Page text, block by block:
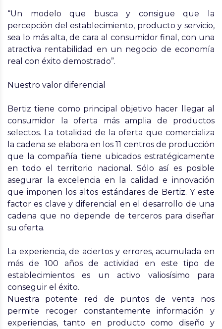
“Un modelo que busca y consigue que la
percepción del establecimiento, producto y servicio,
sea lo más alta, de cara al consumidor final, con una
atractiva rentabilidad en un negocio de economía
real con éxito demostrado”.
Nuestro valor diferencial
Bertiz tiene como principal objetivo hacer llegar al
consumidor la oferta más amplia de productos
selectos. La totalidad de la oferta que comercializa
la cadena se elabora en los 11 centros de producción
que la compañía tiene ubicados estratégicamente
en todo el territorio nacional. Sólo así es posible
asegurar la excelencia en la calidad e innovación
que imponen los altos estándares de Bertiz. Y este
factor es clave y diferencial en el desarrollo de una
cadena que no depende de terceros para diseñar
su oferta.
La experiencia, de aciertos y errores, acumulada en
más de 100 años de actividad en este tipo de
establecimientos es un activo valiosísimo para
conseguir el éxito.
Nuestra potente red de puntos de venta nos
permite recoger constantemente información y
experiencias, tanto en producto como diseño y